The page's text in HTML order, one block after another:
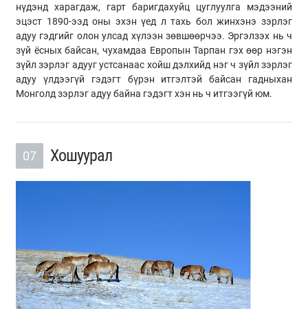
нүдэнд харагдаж, гарт баригдахуйц цуглуулга мэдээний
эцэст 1890-ээд оны эхэн үед л тахь бол жинхэнэ зэрлэг
адуу гэдгийг олон улсад хүлээн зөвшөөрчээ. Эргэлзэх нь ч
зүй ёсных байсан, чухамдаа Европын Тарпан гэх өөр нэгэн
зүйл зэрлэг адууг устсанаас хойш дэлхийд нэг ч зүйл зэрлэг
адуу үлдээгүй гэдэгт бүрэн итгэлтэй байсан гадныхан
Монголд зэрлэг адуу байна гэдэгт хэн нь ч итгээгүй юм.
07 Хошуурал